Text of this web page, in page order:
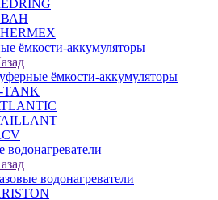
ёмкости-аккумуляторы
ёмкости-аккумуляторы
TANK
водонагреватели
водонагреватели